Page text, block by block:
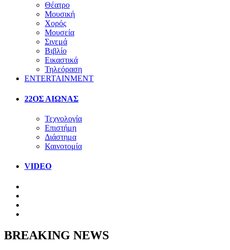
Θέατρο
Μουσική
Χορός
Μουσεία
Σινεμά
Βιβλίο
Εικαστικά
Τηλεόραση
ENTERTAINMENT
22ΟΣ ΑΙΩΝΑΣ
Τεχνολογία
Επιστήμη
Διάστημα
Καινοτομία
VIDEO
BREAKING NEWS